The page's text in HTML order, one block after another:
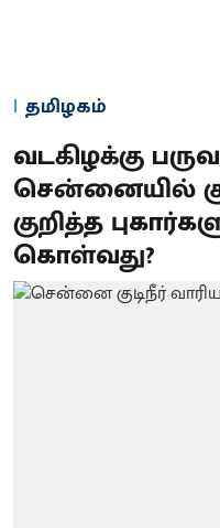
தமிழகம்
வடகிழக்கு
சென்னையில்
குறித்த
கொள்வது?